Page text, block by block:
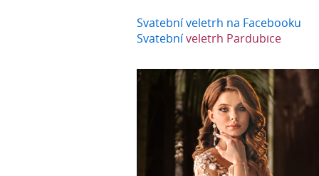
Svatební veletrh na Facebooku
Svatebníveletrh Pardubice